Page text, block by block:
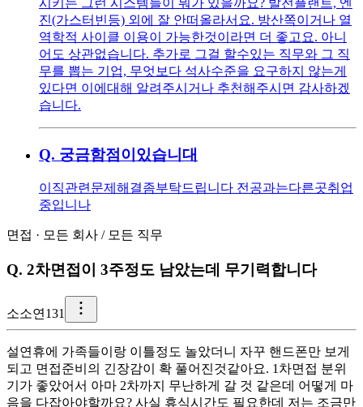
시키는 그런 시스템들이 뭐가 있을까요? 발전플랜트, 엔
진(가스터빈등) 외에 잘 안떠올라서요. 방산쪽이거나 열
역학적 사이클 이용이 가능한것이라면 더 좋고요. 아니
어도 상관없습니다. 추가로 그걸 할수있는 직무와 그 직
무를 뽑는 기업, 무엇보다 석사수준을 요구하지 않는게
있다면 이에대해 알려주시거나 추천해주시면 감사하겠
습니다.
Q. 궁금함점이있습니대
이직관련문제해결좀부탁드립니다 전공과는다른곳취업
중입니나
면접 · 모든 회사 / 모든 직무
Q. 2차면접이 3주정도 남았는데 무기력합니다
소소연131
설연휴에 가족들이랑 이틀정도 놀았더니 자꾸 핸드폰만 보게
되고 면접준비의 긴장감이 확 풀어진것같아요. 1차면접 분위
기가 좋았어서 아마 2차까지 무난하게 갈 것 같은데 어떻게 마
음을 다잡아야할까요? 사실 휴식시간도 필요한데 저는 조금만